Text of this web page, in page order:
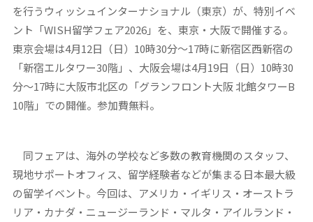
を行うウィッシュインターナショナル（東京）が、特別イベ
ント「WISH留学フェア2026」を、東京・大阪で開催する。
東京会場は4月12日（日）10時30分～17時に新宿区西新宿の
「新宿エルタワー30階」、大阪会場は4月19日（日）10時30
分～17時に大阪市北区の「グランフロント大阪 北館タワーB
10階」での開催。参加費無料。
同フェアは、海外の学校など多数の教育機関のスタッフ、
現地サポートオフィス、留学経験者などが集まる日本最大級
の留学イベント。今回は、アメリカ・イギリス・オーストラ
リア・カナダ・ニュージーランド・マルタ・アイルランド・